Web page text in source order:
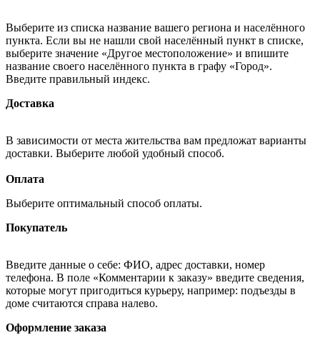
Выберите из списка название вашего региона и населённого
пункта. Если вы не нашли свой населённый пункт в списке,
выберите значение «Другое местоположение» и впишите
название своего населённого пункта в графу «Город».
Введите правильный индекс.
Доставка
В зависимости от места жительства вам предложат варианты
доставки. Выберите любой удобный способ.
Оплата
Выберите оптимальный способ оплаты.
Покупатель
Введите данные о себе: ФИО, адрес доставки, номер
телефона. В поле «Комментарии к заказу» введите сведения,
которые могут пригодиться курьеру, например: подъезды в
доме считаются справа налево.
Оформление заказа